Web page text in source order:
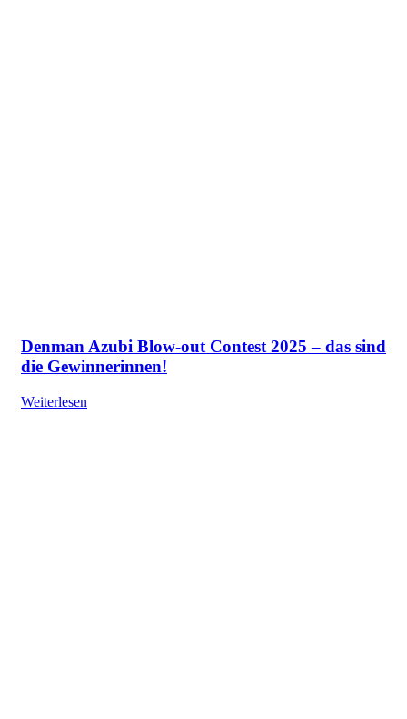
Denman Azubi Blow-out Contest 2025 – das sind
die Gewinnerinnen!
Weiterlesen